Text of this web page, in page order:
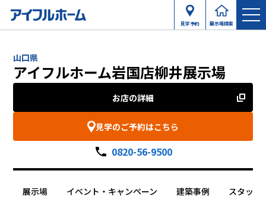
見学予約 展示場検索
山口県
アイフルホーム岩国店柳井展示場
お店の詳細
見学のご予約はこちら
0820-56-9500
展示場 イベント・キャンペーン 建築事例 スタッフ